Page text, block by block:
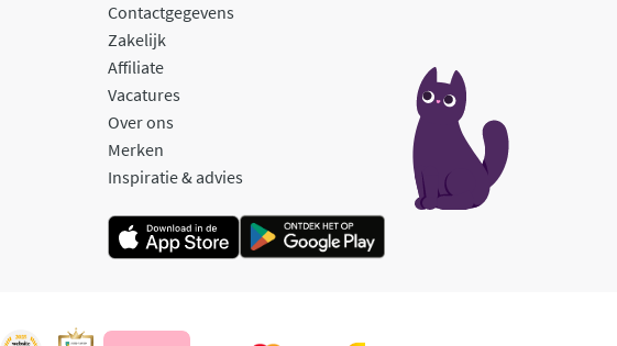
Contactgegevens
Zakelijk
Affiliate
Vacatures
Over ons
Merken
Inspiratie & advies